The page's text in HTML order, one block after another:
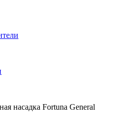
насадка Fortuna General